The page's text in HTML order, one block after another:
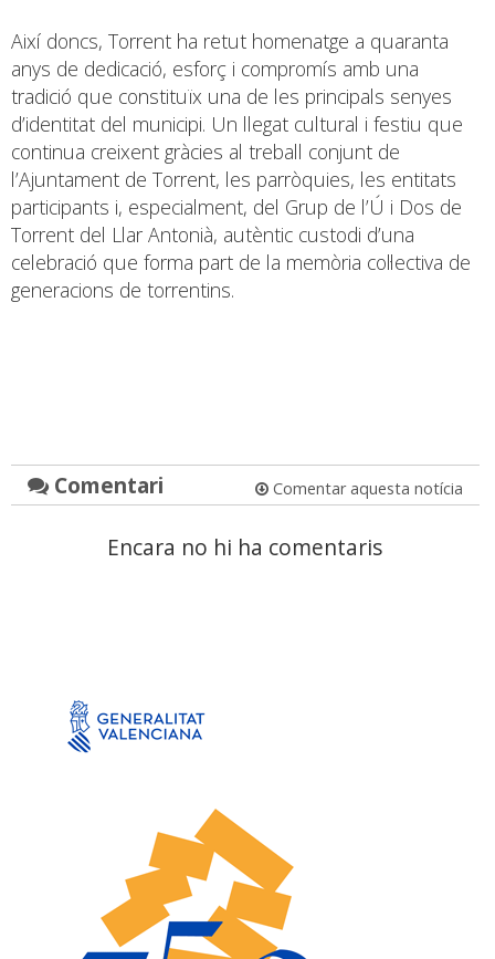
Així doncs, Torrent ha retut homenatge a quaranta
anys de dedicació, esforç i compromís amb una
tradició que constituïx una de les principals senyes
d’identitat del municipi. Un llegat cultural i festiu que
continua creixent gràcies al treball conjunt de
l’Ajuntament de Torrent, les parròquies, les entitats
participants i, especialment, del Grup de l’Ú i Dos de
Torrent del Llar Antonià, autèntic custodi d’una
celebració que forma part de la memòria col·lectiva de
generacions de torrentins.
Comentari Comentar aquesta notícia
Encara no hi ha comentaris